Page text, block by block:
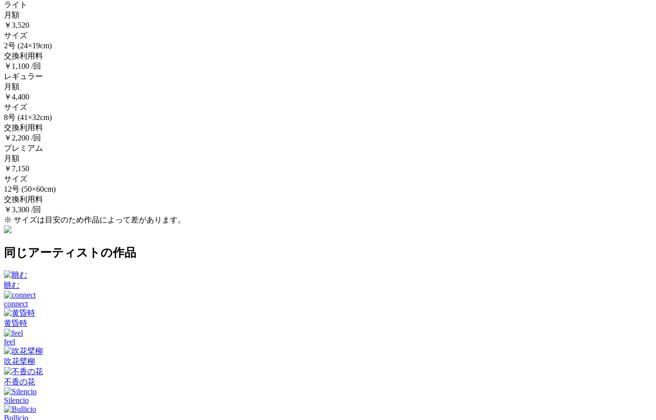
ライト
月額
￥3,520
サイズ
2号 (24×19cm)
交換利用料
￥1,100 /回
レギュラー
月額
￥4,400
サイズ
8号 (41×32cm)
交換利用料
￥2,200 /回
プレミアム
月額
￥7,150
サイズ
12号 (50×60cm)
交換利用料
￥3,300 /回
※ サイズは目安のため作品によって差があります。
同じアーティストの作品
眺む
connect
黄昏時
feel
吹花擘柳
不香の花
Silencio
Bullicio